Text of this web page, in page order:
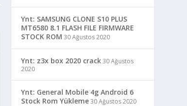
Ynt: SAMSUNG CLONE S10 PLUS
MT6580 8.1 FLASH FILE FIRMWARE
STOCK ROM 30 Ağustos 2020
Ynt: z3x box 2020 crack30 Ağustos
2020
Ynt: General Mobile 4g Android 6
Stock Rom Yükleme30 Ağustos 2020